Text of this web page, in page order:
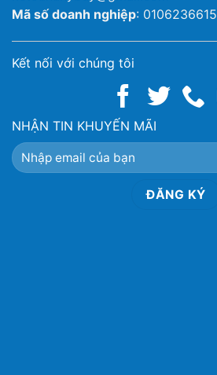
Mã số doanh nghiệp: 0106236615
Kết nối với chúng tôi
NHẬN TIN KHUYẾN MÃI